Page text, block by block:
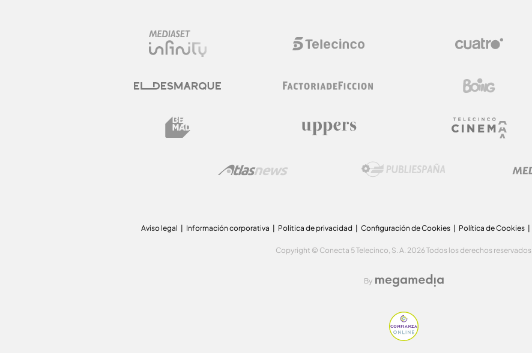
Aviso legal Información corporativa Politica de privacidad Configuración de Cookies Política de Cookies
Copyright © Conecta 5 Telecinco, S. A. 2026 Todos los derechos reservados
By